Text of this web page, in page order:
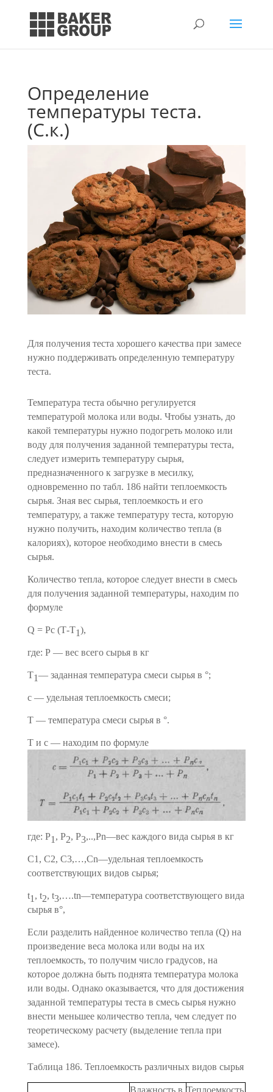
Определение
температуры теста.
(С.к.)
Для получения теста хорошего качества при замесе
нужно поддерживать определенную температуру
теста.
Температура теста обычно регулируется
температурой молока или воды. Чтобы узнать, до
какой температуры нужно подогреть молоко или
воду для получения заданной температуры теста,
сле­дует измерить температуру сырья,
предназначенного к загрузке в месилку,
одновременно по табл. 186 найти теплоемкость
сырья. Зная вес сырья, теплоемкость и его
температуру, а также темпе­ратуру теста, которую
нужно получить, находим количество тепла (в
калориях), которое необходимо внести в смесь
сырья.
Количество тепла, которое следует внести в смесь
для полу­чения заданной температуры, находим по
формуле
Q = Рс (Т-Т1),
где: Р — вес всего сырья в кг
Т1— заданная температура смеси сырья в °;
с — удельная теплоемкость смеси;
Т — температура смеси сырья в °.
Т и с — находим по формуле
где: Р1 , Р2, Р3,..,Рn—вес каждого вида сырья в кг
С1, С2, С3,…,Сn—удельная теплоемкость
соответствующих видов сырья;
t1 , t2, t3,….tn—температура соответствующего вида
сырья в°,
Если разделить найденное количество тепла (Q) на
произве­дение веса молока или воды на их
теплоемкость, то получим чис­ло градусов, на
которое должна быть поднята температура мо­лока
или воды. Однако оказывается, что для достижения
задан­ной температуры теста в смесь сырья нужно
внести меньшее ко­личество тепла, чем следует по
теоретическому расчету (выделе­ние тепла при
замесе).
Таблица 186. Теплоемкость различных видов сырья